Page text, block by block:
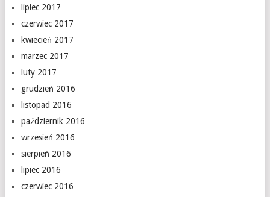
lipiec 2017
czerwiec 2017
kwiecień 2017
marzec 2017
luty 2017
grudzień 2016
listopad 2016
październik 2016
wrzesień 2016
sierpień 2016
lipiec 2016
czerwiec 2016